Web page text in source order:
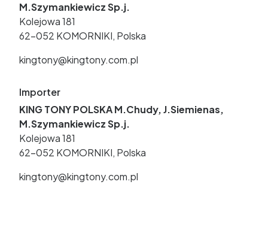
M.Szymankiewicz Sp.j.
Kolejowa 181
62-052 KOMORNIKI, Polska
kingtony@kingtony.com.pl
Importer
KING TONY POLSKA M.Chudy, J.Siemienas,
M.Szymankiewicz Sp.j.
Kolejowa 181
62-052 KOMORNIKI, Polska
kingtony@kingtony.com.pl